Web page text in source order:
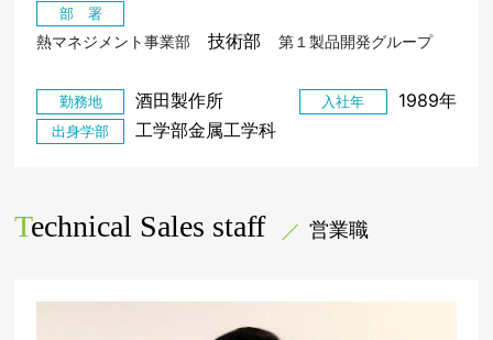
部 署
熱マネジメント事業部 技術部第１製品開発グループ
勤務地 酒田製作所 入社年 1989年
出身学部 工学部金属工学科
Technical Sales staff 営業職